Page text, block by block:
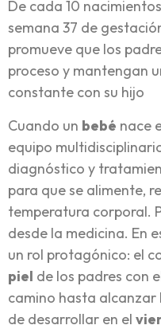
De cada 10
semana 37 de
promueve que los
proceso y mantengan
constante con su hijo
Cuando un bebé nace
equipo
diagnóstico y
para que se alimente,
temperatura corporal.
desde la medicina. En
un rol protagónico: el
piel de los padres con
camino hasta
de desarrollar en el